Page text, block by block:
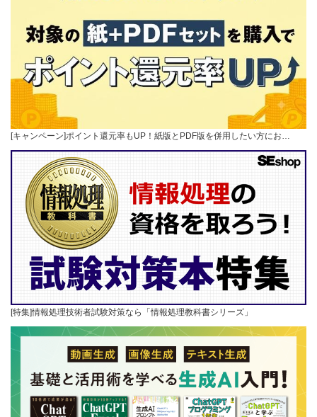
[キャンペーン]ポイント還元率もUP！紙版とPDF版を併用したい方にお…
[特集]情報処理技術者試験対策なら「情報処理教科書シリーズ」